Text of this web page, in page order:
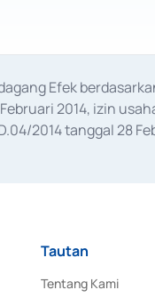
Efek
2014, izin
2014 tanggal 28
Tautan
Tentang Kami